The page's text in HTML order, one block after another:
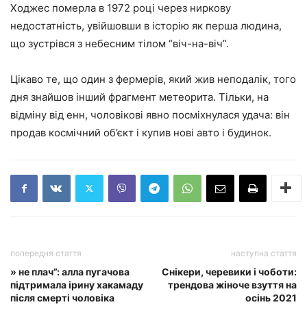
Ходжес померла в 1972 році через ниркову
недостатність, увійшовши в історію як перша людина,
що зустрівся з небесним тілом “віч-на-віч”.
Цікаво те, що один з фермерів, який жив неподалік, того
дня знайшов інший фрагмент метеорита. Тільки, на
відміну від енн, чоловікові явно посміхнулася удача: він
продав космічний об’єкт і купив нові авто і будинок.
попередня стаття
» не плач”: алла пугачова
підтримала ірину хакамаду
після смерті чоловіка
наступна стаття
Снікери, черевики і чоботи:
трендова жіноче взуття на
осінь 2021